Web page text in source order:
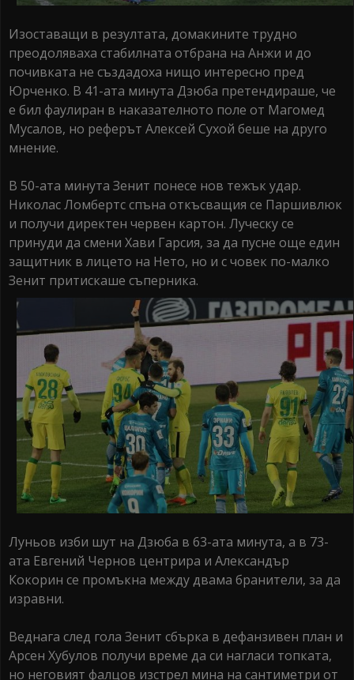
Изоставащи в резултата, домакините трудно
преодоляваха стабилната отбрана на Анжи и до
почивката не създадоха нищо интересно пред
Юрченко. В 41-ата минута Дзюба претендираше, че
е бил фаулиран в наказателното поле от Магомед
Мусалов, но реферът Алексей Сухой беше на друго
мнение.
В 50-ата минута Зенит понесе нов тежък удар.
Николас Ломбертс спъна откъсващия се Паршивлюк
и получи директен червен картон. Луческу се
принуди да смени Хави Гарсия, за да пусне още един
защитник в лицето на Нето, но и с човек по-малко
Зенит притискаше съперника.
Луньов изби шут на Дзюба в 63-ата минута, а в 73-
ата Евгений Чернов центрира и Александър
Кокорин се промъкна между двама бранители, за да
изравни.
Веднага след гола Зенит сбърка в дефанзивен план и
Арсен Хубулов получи време да си нагласи топката,
но неговият фалцов изстрел мина на сантиметри от